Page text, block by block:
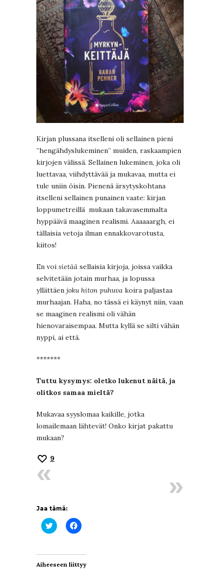
Kirjan plussana itselleni oli sellainen pieni
”hengähdyslukeminen” muiden, raskaampien
kirjojen välissä. Sellainen lukeminen, joka oli
luettavaa, viihdyttävää ja mukavaa, mutta ei
tule uniin öisin. Pienenä ärsytyskohtana
itselleni sellainen punainen vaate: kirjan
loppumetreillä mukaan takavasemmalta
hyppäävä maaginen realismi. Aaaaaargh, ei
tällaisia vetoja ilman ennakkovarotusta,
kiitos!
En voi sietää sellaisia kirjoja, joissa vaikka
selvitetään jotain murhaa, ja lopussa
yllättäen joku hiton puhuva koira paljastaa
murhaajan. Haha, no tässä ei käynyt niin, vaan
se maaginen realismi oli vähän
hienovaraisempaa. Mutta kyllä se silti vähän
nyppi, ai että.
*******
Tuttu kysymys: oletko lukenut näitä, ja
olitkos samaa mieltä?
Mukavaa syyslomaa kaikille, jotka
lomailemaan lähtevät! Onko kirjat pakattu
mukaan?
9
Jaa tämä:
Jaa
Twitterissä(Avautuu
Jaa
Facebookissa(Avautuu
Aiheeseen liittyy